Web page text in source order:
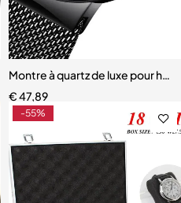
de luxe
Montre à quartz de luxe pour
€47,89
-55%